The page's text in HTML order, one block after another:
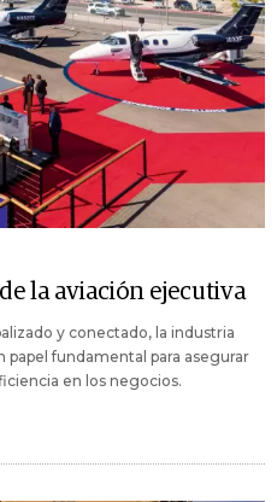
la aviación ejecutiva
y conectado, la industria
papel fundamental para asegurar
en los negocios.